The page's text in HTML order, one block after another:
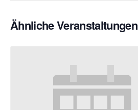
Ähnliche Veranstaltungen